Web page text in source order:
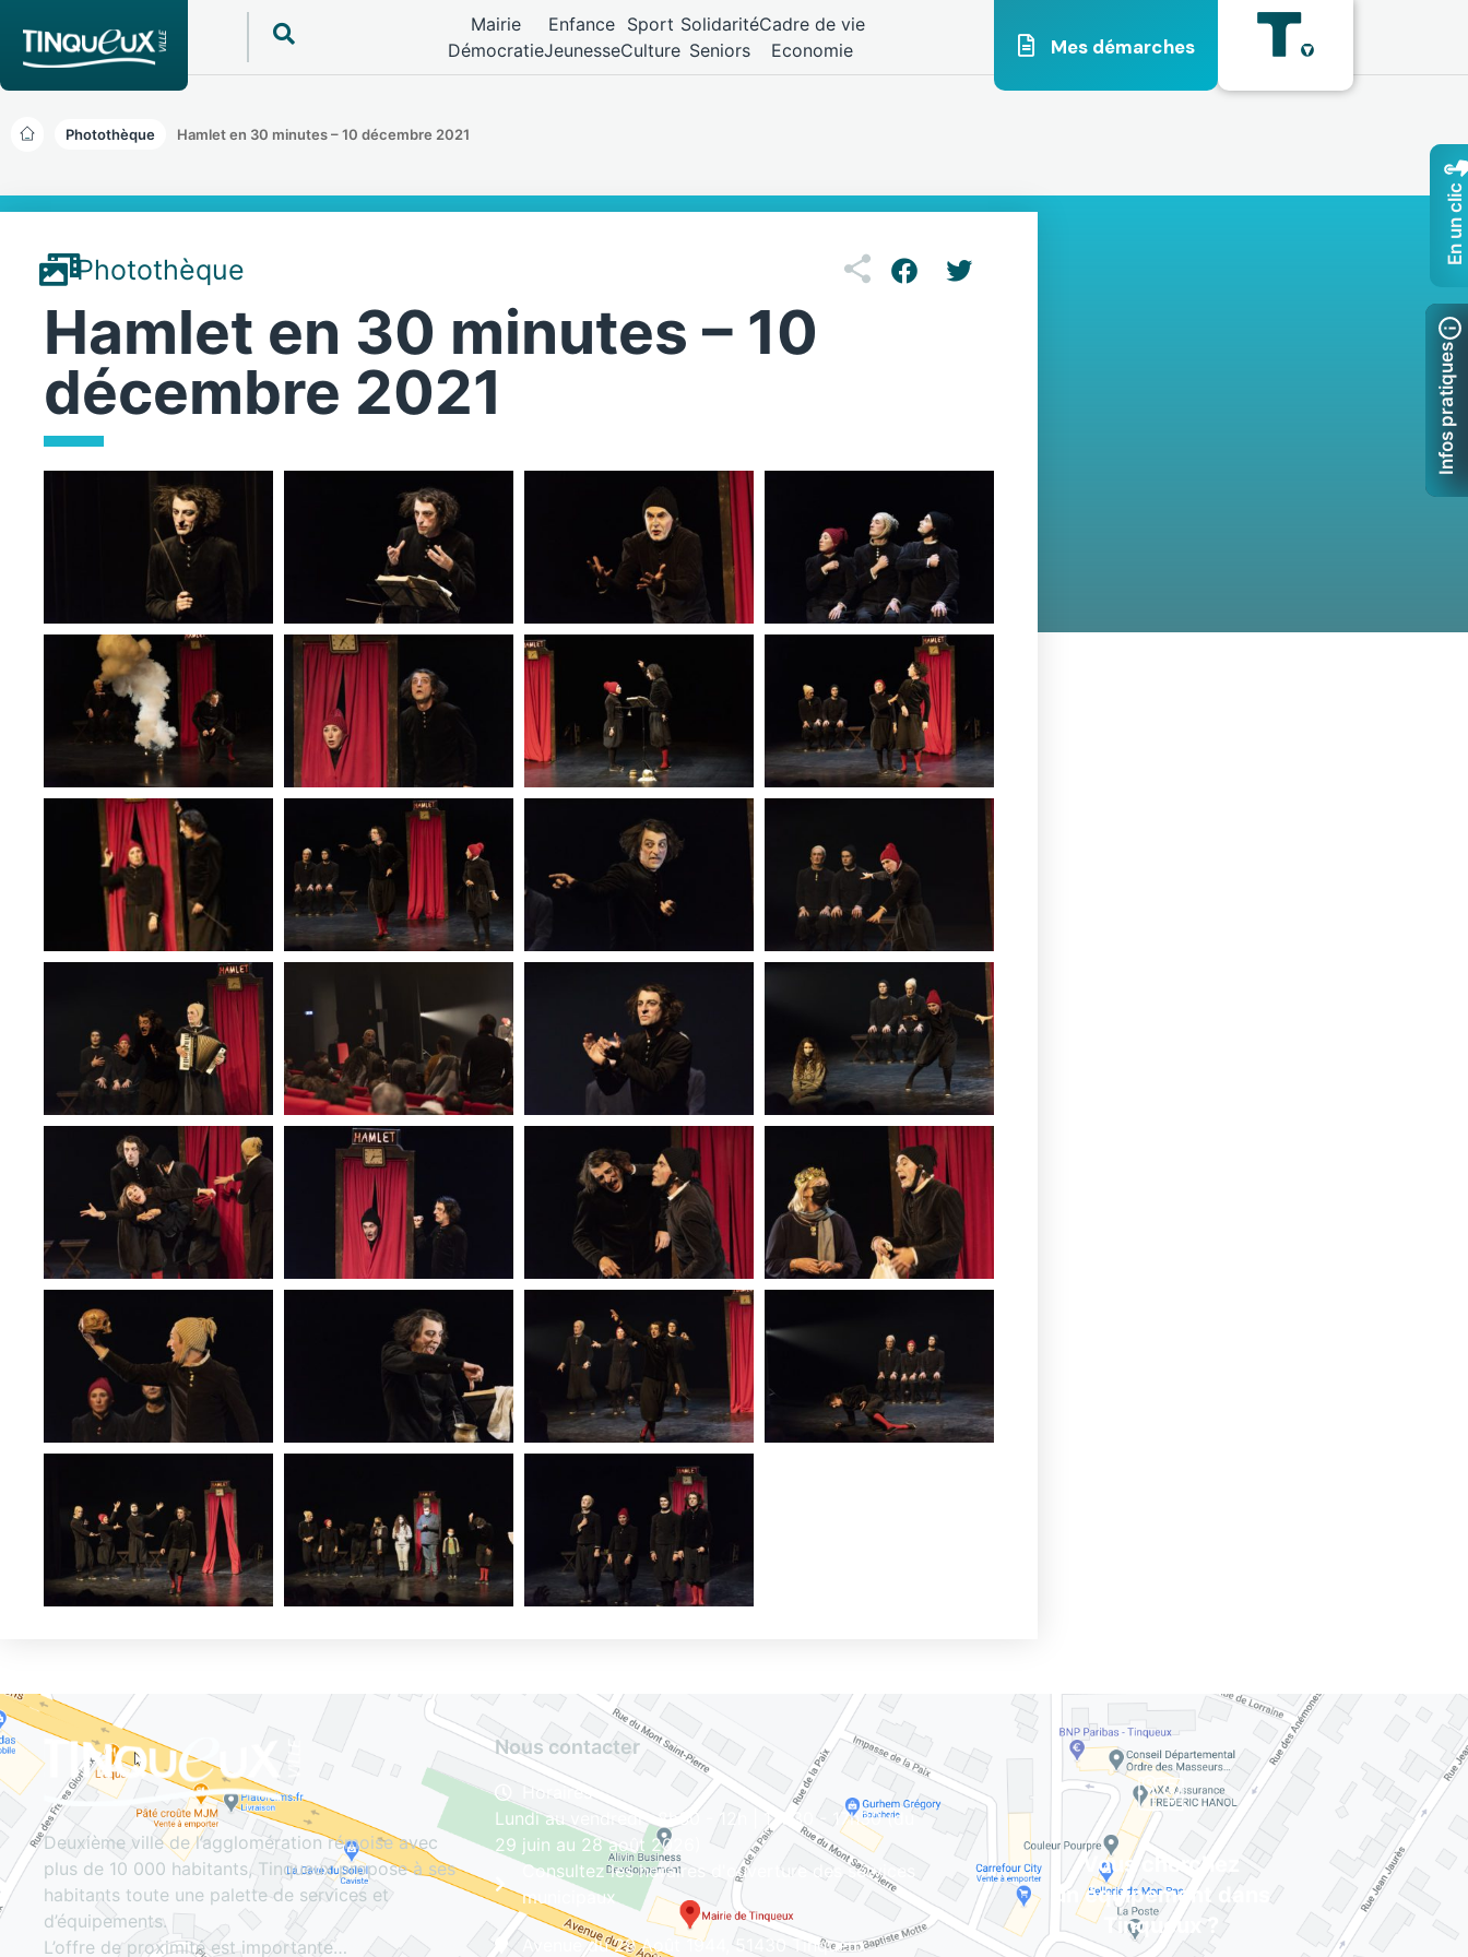
Mairie
Démocratie
Enfance
Jeunesse
Sport
Culture
Solidarité
Seniors
Cadre de vie
Economie
Mes démarches
Photothèque Hamlet en 30 minutes – 10 décembre 2021
Photothèque
Hamlet en 30 minutes – 10
décembre 2021
Deuxième ville de l’agglomération rémoise avec
plus de 10 000 habitants, Tinqueux propose à ses
habitants toute une palette de services et
d’équipements.
L’offre de proximité est importante…
Nous contacter
Horaires
Lundi au vendredi : 8h30 - 12h | 13h30 - 17h30 (du
29 juin au 28 août 2026)
Consultez les horaires d'ouverture des services
municipaux
Avenue du 29 Août 1944, 51430 Tinqueux
Vous cherchez
un équipement dans
Tinqueux ?
En un clic
Infos pratiques